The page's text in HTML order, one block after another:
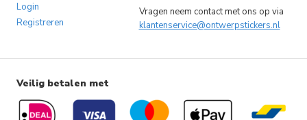
Login
Registreren
Vragen neem contact met ons op via
klantenservice@ontwerpstickers.nl
Veilig betalen met